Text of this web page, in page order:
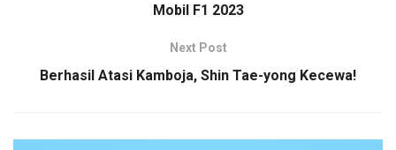
Mobil F1 2023
Next Post
Berhasil Atasi Kamboja, Shin Tae-yong Kecewa!